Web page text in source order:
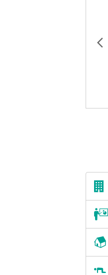
【オンライン講座】次